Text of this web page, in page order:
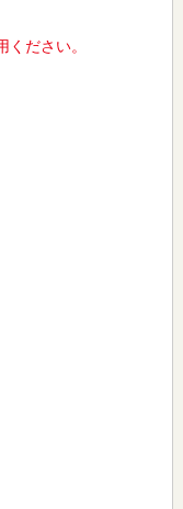
ださい。